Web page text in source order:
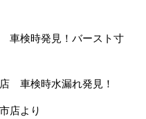
検時発見！バースト寸
車検時水漏れ発見！
店より